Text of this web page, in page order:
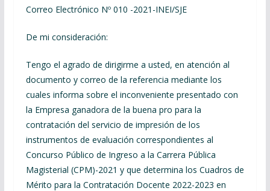
Correo Electrónico Nº 010 -2021-INEI/SJE
De mi consideración:
Tengo el agrado de dirigirme a usted, en atención al
documento y correo de la referencia mediante los
cuales informa sobre el inconveniente presentado con
la Empresa ganadora de la buena pro para la
contratación del servicio de impresión de los
instrumentos de evaluación correspondientes al
Concurso Público de Ingreso a la Carrera Pública
Magisterial (CPM)-2021 y que determina los Cuadros de
Mérito para la Contratación Docente 2022-2023 en